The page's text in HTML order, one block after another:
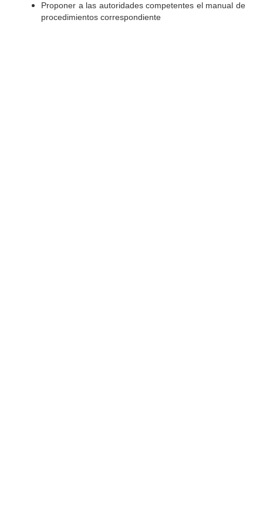
Proponer a las autoridades competentes el manual de
procedimientos correspondiente